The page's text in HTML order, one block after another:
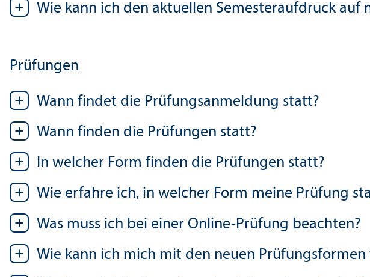
Wie kann ich den aktuellen Semesteraufdruck auf
Prüfungen
Wann findet die Prüfungs­anmeldung statt?
Wann finden die Prüfungen statt?
In welcher Form finden die Prüfungen statt?
Wie erfahre ich, in welcher Form meine Prüfung
Was muss ich bei einer Online-Prüfung beachten?
Wie kann ich mich mit den neuen